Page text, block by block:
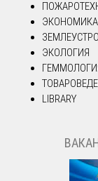
ЭКОНОМИКА
ЭКОЛОГИЯ
LIBRARY